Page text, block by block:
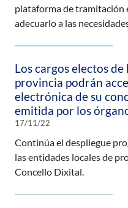
plataforma de tramitación
adecuarlo a las
Los cargos electos
provincia podrán
electrónica de su
emitida por los
17/11/22
Continúa el despliegue
las entidades locales de
Concello Dixital.